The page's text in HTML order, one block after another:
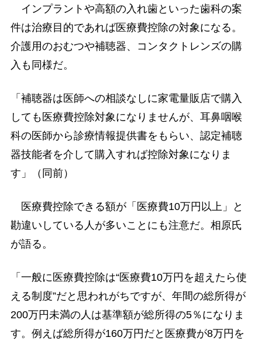
インプラントや高額の入れ歯といった歯科の案
件は治療目的であれば医療費控除の対象になる。
介護用のおむつや補聴器、コンタクトレンズの購
入も同様だ。
「補聴器は医師への相談なしに家電量販店で購入
しても医療費控除対象になりませんが、耳鼻咽喉
科の医師から診療情報提供書をもらい、認定補聴
器技能者を介して購入すれば控除対象になりま
す」（同前）
医療費控除できる額が「医療費10万円以上」と
勘違いしている人が多いことにも注意だ。相原氏
が語る。
「一般に医療費控除は“医療費10万円を超えたら使
える制度”だと思われがちですが、年間の総所得が
200万円未満の人は基準額が総所得の5％になりま
す。例えば総所得が160万円だと医療費が8万円を